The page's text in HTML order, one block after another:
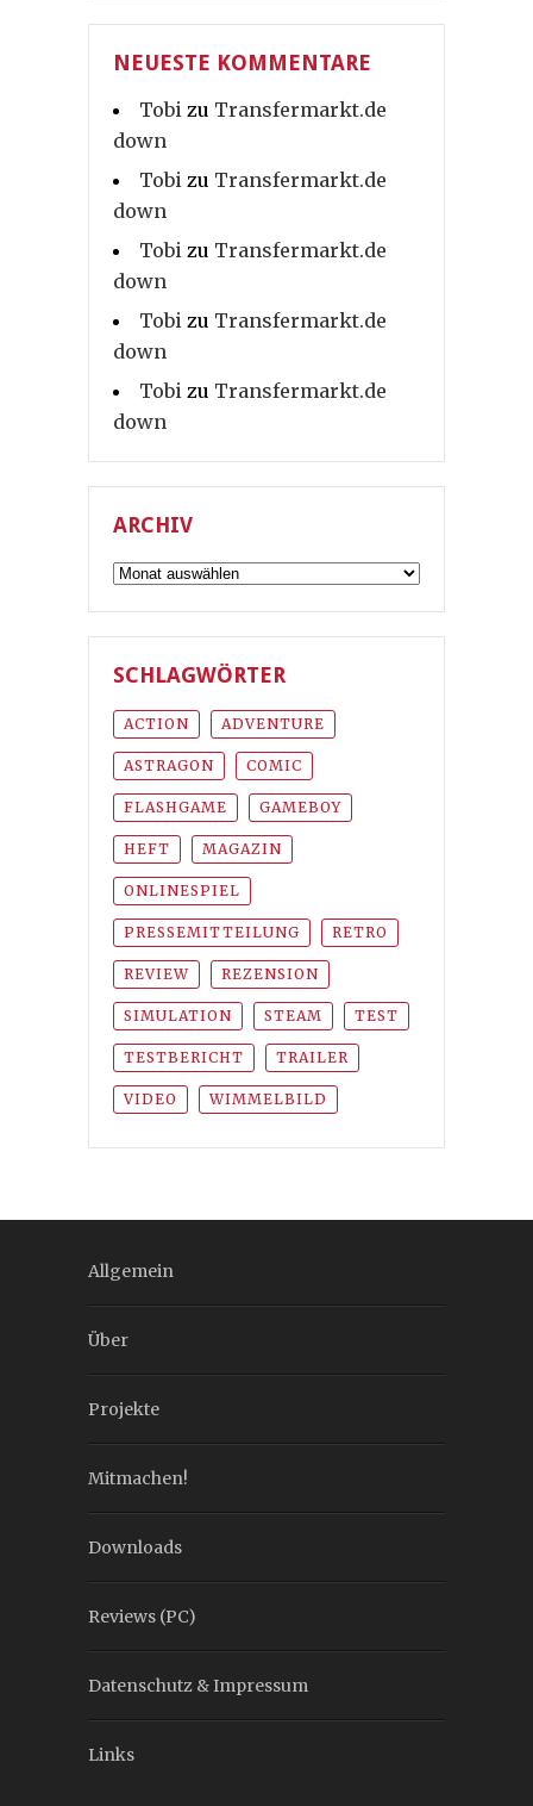
NEUESTE KOMMENTARE
Tobi zu Transfermarkt.de
down
Tobi zu Transfermarkt.de
down
Tobi zu Transfermarkt.de
down
Tobi zu Transfermarkt.de
down
Tobi zu Transfermarkt.de
down
ARCHIV
Archiv
SCHLAGWÖRTER
ACTION ADVENTURE
ASTRAGON COMIC
FLASHGAME GAMEBOY
HEFT MAGAZIN
ONLINESPIEL
PRESSEMITTEILUNG RETRO
REVIEW REZENSION
SIMULATION STEAM TEST
TESTBERICHT TRAILER
VIDEO WIMMELBILD
Allgemein
Über
Projekte
Mitmachen!
Downloads
Reviews (PC)
Datenschutz & Impressum
Links